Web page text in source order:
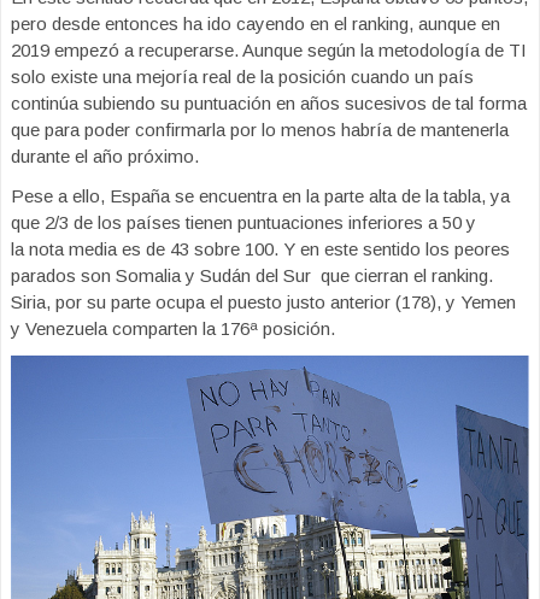
pero desde entonces ha ido cayendo en el ranking, aunque en
2019 empezó a recuperarse. Aunque según la metodología de TI
solo existe una mejoría real de la posición cuando un país
continúa subiendo su puntuación en años sucesivos de tal forma
que para poder confirmarla por lo menos habría de mantenerla
durante el año próximo.
Pese a ello, España se encuentra en la parte alta de la tabla, ya
que 2/3 de los países tienen puntuaciones inferiores a 50 y
la nota media es de 43 sobre 100. Y en este sentido los peores
parados son Somalia y Sudán del Sur que cierran el ranking.
Siria, por su parte ocupa el puesto justo anterior (178), y Yemen
y Venezuela comparten la 176ª posición.